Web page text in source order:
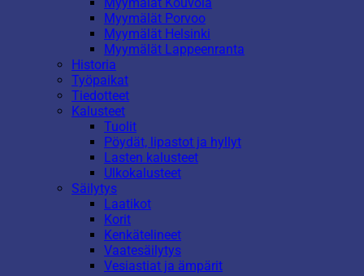
Myymälät Porvoo
Myymälät Helsinki
Myymälät Lappeenranta
Historia
Työpaikat
Tiedotteet
Kalusteet
Tuolit
Pöydät, lipastot ja hyllyt
Lasten kalusteet
Ulkokalusteet
Säilytys
Laatikot
Korit
Kenkätelineet
Vaatesäilytys
Vesiastiat ja ämpärit